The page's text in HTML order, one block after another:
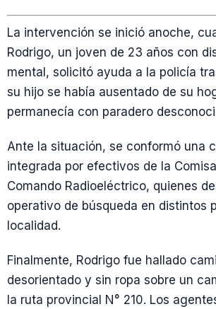
La intervención se inició anoche,
Rodrigo, un joven de 23 años con
mental, solicitó ayuda a la policía
su hijo se había ausentado de su
permanecía con paradero
Ante la situación, se conformó una
integrada por efectivos de la
Comando Radioeléctrico, quienes
operativo de búsqueda en distintos
localidad.
Finalmente, Rodrigo fue hallado
desorientado y sin ropa sobre un
la ruta provincial N° 210. Los